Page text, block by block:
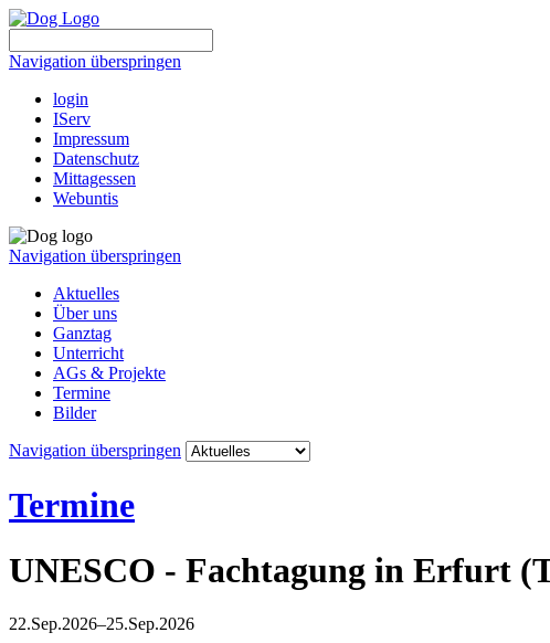
Navigation überspringen
login
IServ
Impressum
Datenschutz
Mittagessen
Webuntis
Navigation überspringen
Aktuelles
Über uns
Ganztag
Unterricht
AGs & Projekte
Termine
Bilder
Navigation überspringen
Termine
UNESCO - Fachtagung in Erfurt
22.Sep.2026–25.Sep.2026